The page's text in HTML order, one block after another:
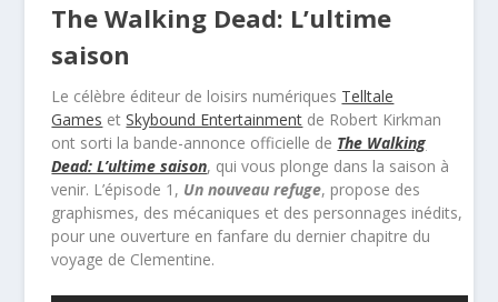
The Walking Dead: L’ultime
saison
Le célèbre éditeur de loisirs numériques Telltale
Games etSkybound Entertainment de Robert Kirkman
ont sorti la bande-annonce officielle de The Walking
Dead: L’ultime saison, qui vous plonge dans la saison à
venir. L’épisode 1, Un nouveau refuge, propose des
graphismes, des mécaniques et des personnages inédits,
pour une ouverture en fanfare du dernier chapitre du
voyage de Clementine.